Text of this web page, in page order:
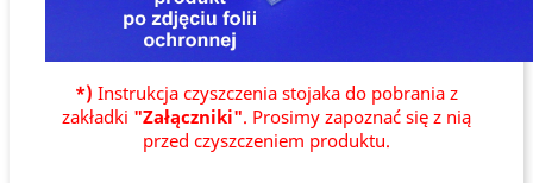
*) Instrukcja czyszczenia stojaka do pobrania z
zakładki "Załączniki". Prosimy zapoznać się z nią
przed czyszczeniem produktu.